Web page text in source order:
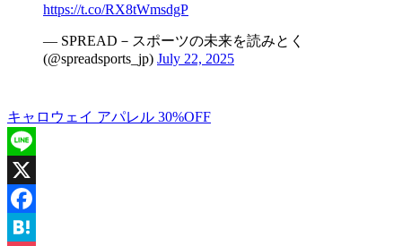
https://t.co/RX8tWmsdgP
— SPREAD－スポーツの未来を読みとく
(@spreadsports_jp) July 22, 2025
キャロウェイ アパレル 30%OFF
Line
X
Facebook